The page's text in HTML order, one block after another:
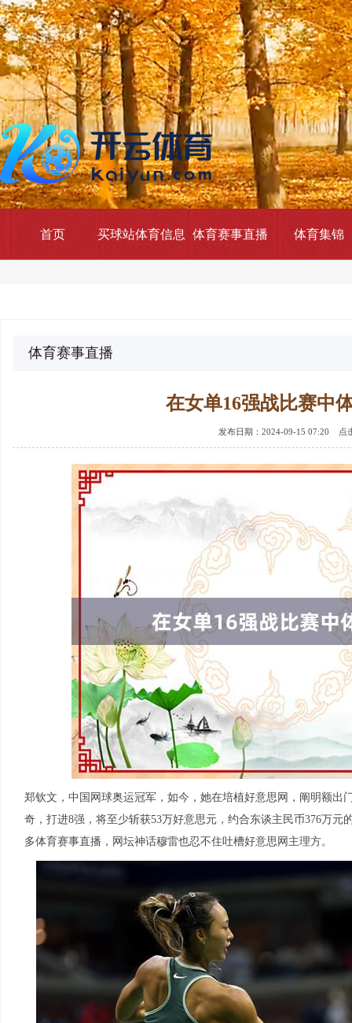
首页 买球站体育信息 体育赛事直播 体育集锦
体育赛事直播
在女单16强战比赛中
发布日期：2024-09-15 07:20 点
郑钦文，中国网球奥运冠军，如今，她在培植好意思网，阐明额出
奇，打进8强，将至少斩获53万好意思元，约合东谈主民币376万
多体育赛事直播，网坛神话穆雷也忍不住吐槽好意思网主理方。